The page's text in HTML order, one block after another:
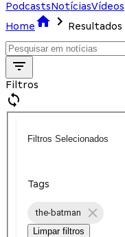
PodcastsNotíciasVídeos
Home
Resultados
Filtros
Filtros Selecionados
Tags
the-batman
Limpar filtros